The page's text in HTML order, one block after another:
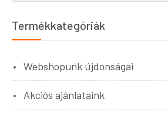
Termékkategóriák
Webshopunk újdonságai
Akciós ajánlataink